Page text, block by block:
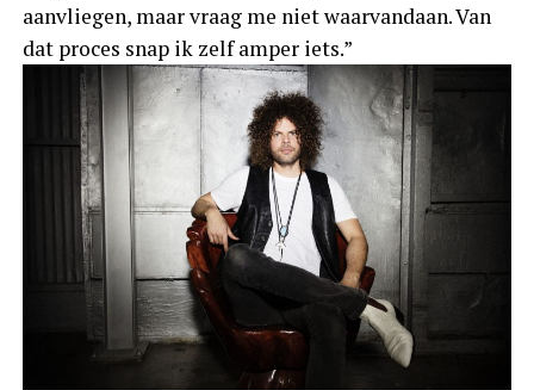
aanvliegen, maar vraag me niet waarvandaan. Van
dat proces snap ik zelf amper iets.”